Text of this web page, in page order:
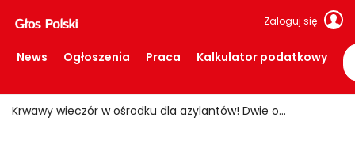
Zaloguj się
News Ogłoszenia Praca Kalkulator podatkowy